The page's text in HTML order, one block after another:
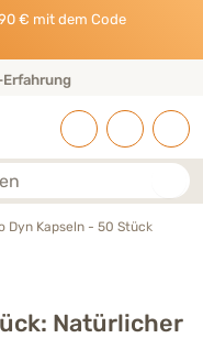
€ mit dem Code
Dyn Kapseln - 50 Stück
Natürlicher